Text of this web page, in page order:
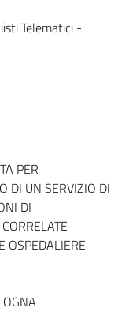
Telematici -
PER
DI UN SERVIZIO DI
DI
OSPEDALIERE